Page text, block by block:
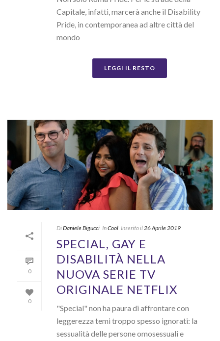
Capitale, infatti, marcerà anche il Disability
Pride, in contemporanea ad altre città del
mondo
LEGGI IL RESTO
0
0
DiDaniele Bigucci InCool Inserito il26 Aprile 2019
SPECIAL, GAY E
DISABILITÀ NELLA
NUOVA SERIE TV
ORIGINALE NETFLIX
"Special" non ha paura di affrontare con
leggerezza temi troppo spesso ignorati: la
sessualità delle persone omosessuali e